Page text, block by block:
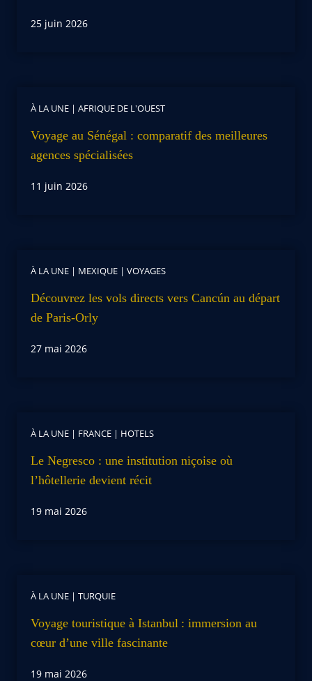
25 juin 2026
À LA UNE | AFRIQUE DE L'OUEST
Voyage au Sénégal : comparatif des meilleures
agences spécialisées
11 juin 2026
À LA UNE | MEXIQUE | VOYAGES
Découvrez les vols directs vers Cancún au départ
de Paris-Orly
27 mai 2026
À LA UNE | FRANCE | HOTELS
Le Negresco : une institution niçoise où
l’hôtellerie devient récit
19 mai 2026
À LA UNE | TURQUIE
Voyage touristique à Istanbul : immersion au
cœur d’une ville fascinante
19 mai 2026